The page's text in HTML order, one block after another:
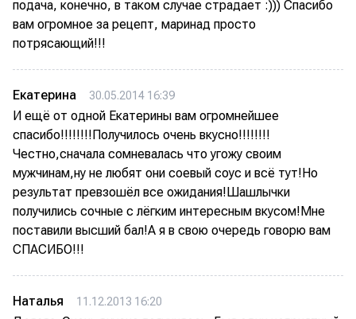
подача, конечно, в таком случае страдает :))) Спасибо
вам огромное за рецепт, маринад просто
потрясающий!!!
Екатерина 30.05.2014 16:39
И ещё от одной Екатерины вам огромнейшее
спасибо!!!!!!!!Получилось очень вкусно!!!!!!!!
Честно,сначала сомневалась что угожу своим
мужчинам,ну не любят они соевый соус и всё тут!Но
результат превзошёл все ожидания!Шашлычки
получились сочные с лёгким интересным вкусом!Мне
поставили высший бал!А я в свою очередь говорю вам
СПАСИБО!!!
Наталья 11.12.2013 16:20